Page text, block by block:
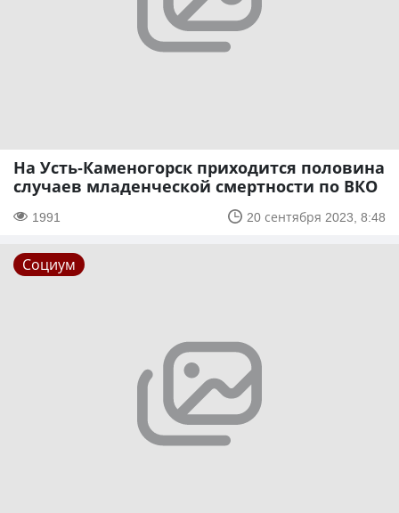
На Усть-Каменогорск приходится половина
случаев младенческой смертности по ВКО
1991 20 сентября 2023, 8:48
Социум